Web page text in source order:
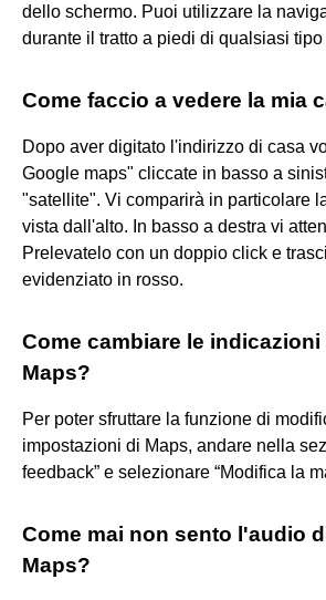
dello schermo. Puoi utilizzare la
durante il tratto a piedi di qualsiasi tipo
Come faccio a vedere la mia
Dopo aver digitato l'indirizzo di casa
Google maps" cliccate in basso a
"satellite". Vi comparirà in particolare
vista dall'alto. In basso a destra vi
Prelevatelo con un doppio click e
evidenziato in rosso.
Come cambiare le indicazioni
Maps?
Per poter sfruttare la funzione di
impostazioni di Maps, andare nella
feedback” e selezionare “Modifica la
Come mai non sento l'audio
Maps?